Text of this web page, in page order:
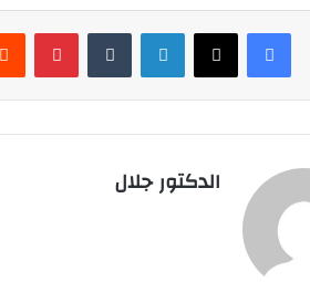
فيسبوك X لينكدإن
الدكتور جلال